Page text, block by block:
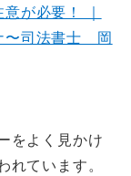
が必要！ ｜
〜司法書士 岡
をよく見かけ
ています。